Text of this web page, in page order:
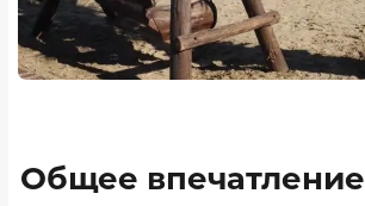
Общее впечатление